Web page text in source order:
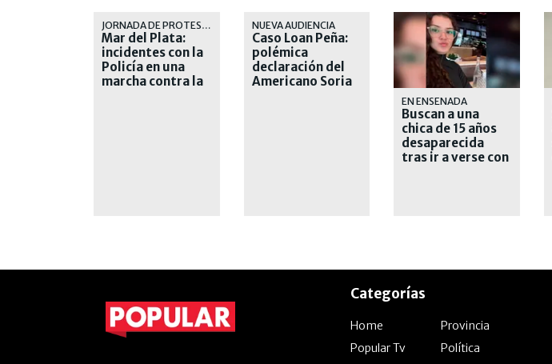
JORNADA DE PROTESTA
Mar del Plata:
incidentes con la
Policía en una
marcha contra la
NUEVA AUDIENCIA
Caso Loan Peña:
polémica
declaración del
Americano Soria
EN ENSENADA
Buscan a una
chica de 15 años
desaparecida
tras ir a verse con
Categorías
Home
Provincia
Popular Tv
Política